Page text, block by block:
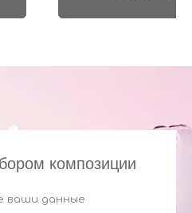
композиции
ваши данные